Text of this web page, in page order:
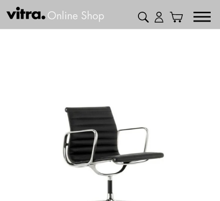
ン
テ
検索 ログインカート